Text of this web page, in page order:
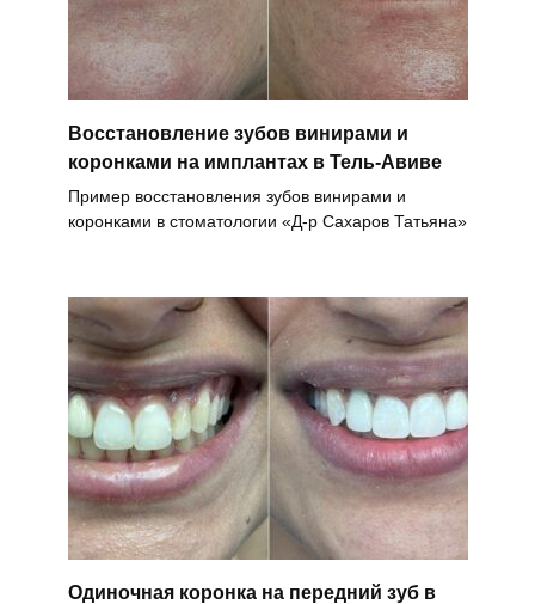
Восстановление зубов винирами и
коронками на имплантах в Тель-Авиве
Пример восстановления зубов винирами и
коронками в стоматологии «Д-р Сахаров Татьяна»
Одиночная коронка на передний зуб в